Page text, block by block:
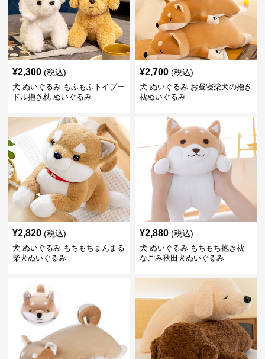
¥2,300 (税込)
犬 ぬいぐるみ もふもふトイプー
ドル抱き枕 ぬいぐるみ
¥2,700 (税込)
犬 ぬいぐるみ お昼寝柴犬の抱き
枕ぬいぐるみ
¥2,820 (税込)
犬 ぬいぐるみ もちもちまんまる
柴犬ぬいぐるみ
¥2,880 (税込)
犬 ぬいぐるみ もちもち抱き枕
なごみ秋田犬ぬいぐるみ